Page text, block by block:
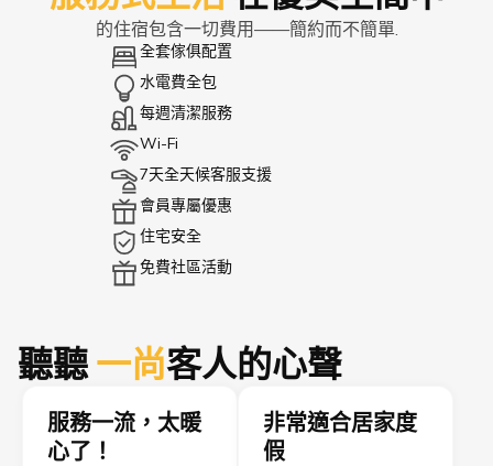
的住宿包含一切費用——簡約而不簡單.
全套傢俱配置
水電費全包
每週清潔服務
Wi-Fi
7天全天候客服支援
會員專屬優惠
住宅安全
免費社區活動
聽聽一尚客人的心聲
服務一流，太暖
心了！
非常適合居家度
假